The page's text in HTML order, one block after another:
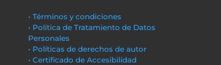
• Términos y condiciones
• Política de Tratamiento de Datos
Personales
• Políticas de derechos de autor
• Certificado de Accesibilidad